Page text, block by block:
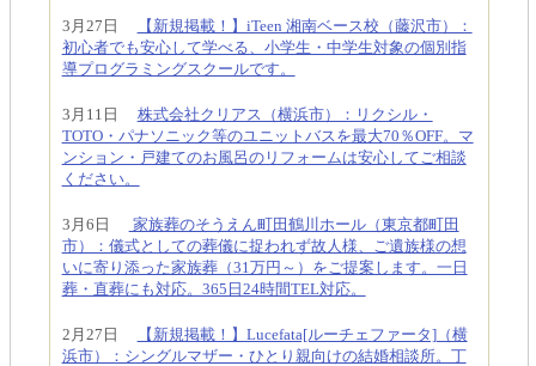
3月27日
【新規掲載！】iTeen 湘南ベース校（藤沢市）：
初心者でも安心して学べる、小学生・中学生対象の個別指
導プログラミングスクールです。
3月11日 株式会社クリアス（横浜市）：リクシル・
TOTO・パナソニック等のユニットバスを最大70％OFF。マ
ンション・戸建てのお風呂のリフォームは安心してご相談
ください。
3月6日
家族葬のそうえん町田鶴川ホール（東京都町田
市）：儀式としての葬儀に捉われず故人様、ご遺族様の想
いに寄り添った家族葬（31万円～）をご提案します。一日
葬・直葬にも対応。365日24時間TEL対応。
2月27日
【新規掲載！】Lucefata[ルーチェファータ]（横
浜市）：シングルマザー・ひとり親向けの結婚相談所。丁